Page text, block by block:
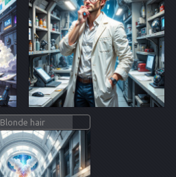
Blonde hair